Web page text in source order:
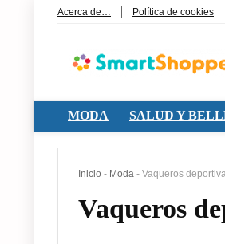
Acerca de… Política de cookies
MODA SALUD Y
Inicio - Moda - Vaqueros
Vaqueros